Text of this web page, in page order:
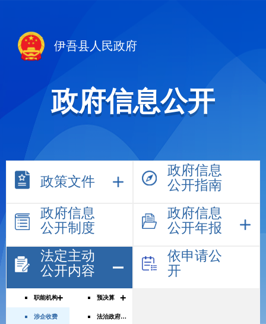
伊吾县人民政府
政府信息公开
政策文件
政府信息
公开指南
政府信息
公开制度
政府信息
公开年报
法定主动
公开内容
职能机构+ 预决算 +
涉企收费 法治政府建设年度报告
依申请公
开